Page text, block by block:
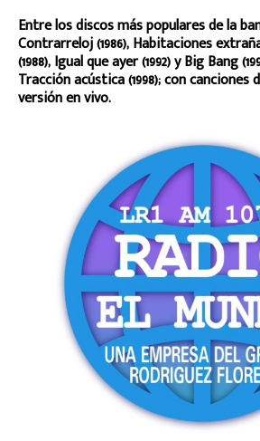
Entre los discos más populares de la
Contrarreloj (1986), Habitaciones
(1988), Igual que ayer (1992) y Big Bang
Tracción acústica (1998); con canciones
versión en vivo.